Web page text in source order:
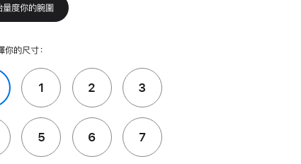
量度你的腕圍
你的尺寸：
1 2 3
5 6 7